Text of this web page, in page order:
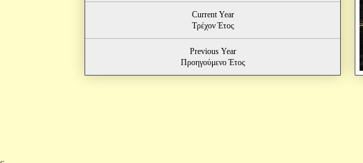
Current Year
Τρέχον Έτος
Previous Year
Προηγούμενο Έτος